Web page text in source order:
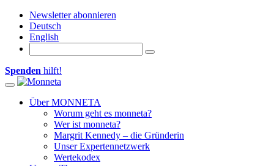
Newsletter abonnieren
Deutsch
English
Spenden hilft!
Toggle
navigationÜber MONNETA
Worum geht es monneta?
Wer ist monneta?
Margrit Kennedy – die Gründerin
Unser Expertennetzwerk
Wertekodex